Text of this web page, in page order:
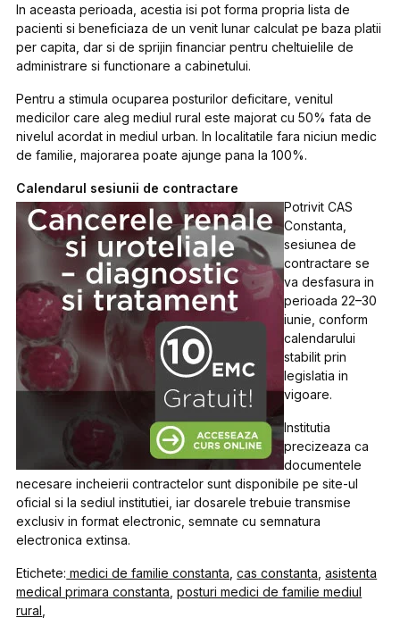
In aceasta perioada, acestia isi pot forma propria lista de
pacienti si beneficiaza de un venit lunar calculat pe baza platii
per capita, dar si de sprijin financiar pentru cheltuielile de
administrare si functionare a cabinetului.
Pentru a stimula ocuparea posturilor deficitare, venitul
medicilor care aleg mediul rural este majorat cu 50% fata de
nivelul acordat in mediul urban. In localitatile fara niciun medic
de familie, majorarea poate ajunge pana la 100%.
Calendarul sesiunii de contractare
Potrivit CAS
Constanta,
sesiunea de
contractare se
va desfasura in
perioada 22–30
iunie, conform
calendarului
stabilit prin
legislatia in
vigoare.
Institutia
precizeaza ca
documentele
necesare incheierii contractelor sunt disponibile pe site-ul
oficial si la sediul institutiei, iar dosarele trebuie transmise
exclusiv in format electronic, semnate cu semnatura
electronica extinsa.
Etichete: medici de familie constanta ,cas constanta ,asistenta
medical primara constanta ,posturi medici de familie mediul
rural